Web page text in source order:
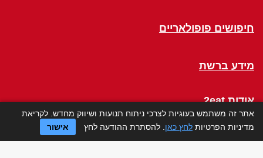
חיפושים פופולאריים
מידע ברשת
אודות 2eat
Click a Table
אתר זה משתמש בעוגיות לצרכי ניתוח תנועות ושיווק מחדש. לקריאת
מדיניות הפרטיות לחץ כאן . להסתרת ההודעה לחץ אישור